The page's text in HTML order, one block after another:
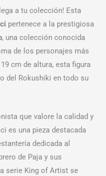
a tu colección! Esta
pertenece a la prestigiosa
, una colección conocida
de los personajes más
cm de altura, esta figura
del Rokushiki en todo su
que valore la calidad y
es una pieza destacada
dedicada al
de Paja y sus
serie King of Artist se